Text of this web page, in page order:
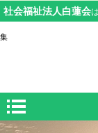
社会福祉法人白蓮会